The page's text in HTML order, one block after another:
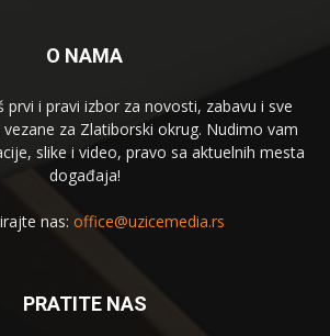
O NAMA
prvi i pravi izbor za novosti, zabavu i sve
za Zlatiborski okrug. Nudimo vam
slike i video, pravo sa aktuelnih mesta
događaja!
nas: office@uzicemedia.rs
PRATITE NAS